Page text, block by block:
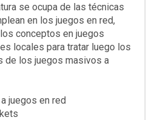
se ocupa de las técnicas
en los juegos en red,
conceptos en juegos
locales para tratar luego los
de los juegos masivos a
juegos en red